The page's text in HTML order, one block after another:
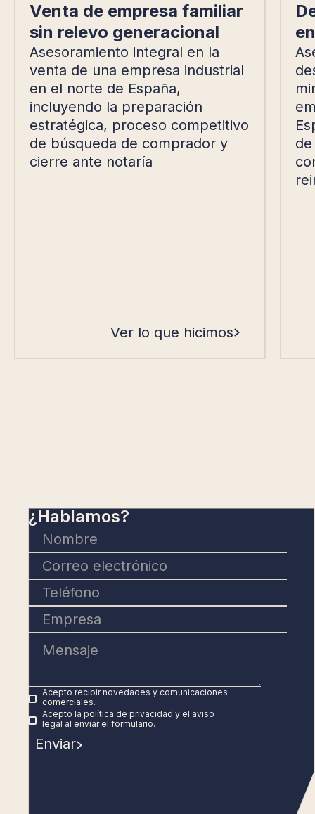
Venta de empresa familiar
sin relevo generacional
Asesoramiento integral en la
venta de una empresa industrial
en el norte de España,
incluyendo la preparación
estratégica, proceso competitivo
de búsqueda de comprador y
cierre ante notaría
Ver lo que hicimos
¿Hablamos?
Acepto recibir novedades y comunicaciones
comerciales.
Acepto la política de privacidad y el aviso
legal al enviar el formulario.
Enviar